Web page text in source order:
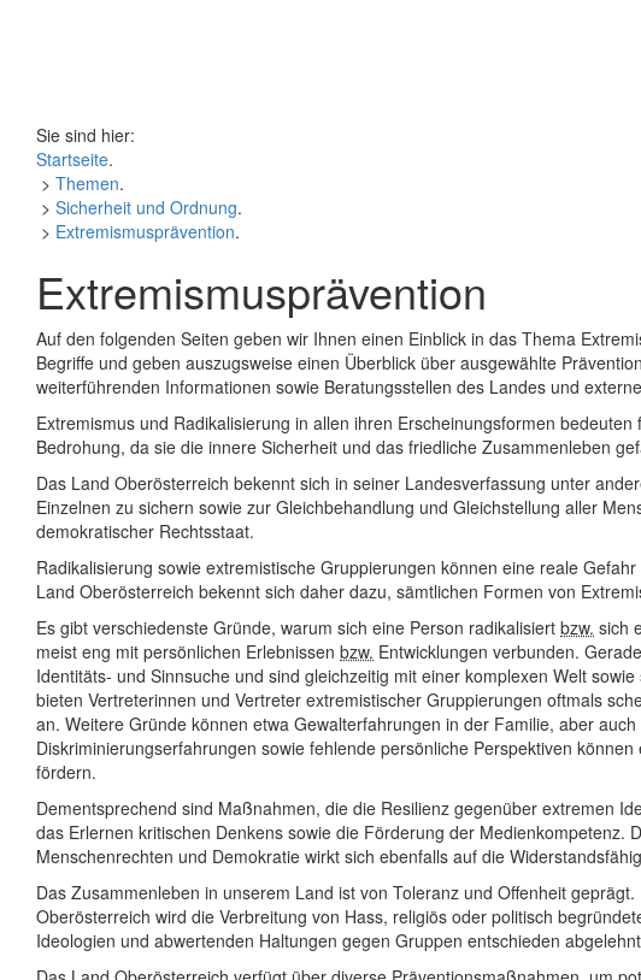
Sie sind hier:
Startseite.
> Themen.
> Sicherheit und Ordnung.
> Extremismusprävention.
Extremismusprävention
Auf den folgenden Seiten geben wir Ihnen einen Einblick in das Thema
Begriffe und geben auszugsweise einen Überblick über ausgewählte
weiterführenden Informationen sowie Beratungsstellen des Landes und
Extremismus und Radikalisierung in allen ihren Erscheinungsformen
Bedrohung, da sie die innere Sicherheit und das friedliche Zusammenleben
Das Land Oberösterreich bekennt sich in seiner Landesverfassung unter
Einzelnen zu sichern sowie zur Gleichbehandlung und Gleichstellung aller
demokratischer Rechtsstaat.
Radikalisierung sowie extremistische Gruppierungen können eine reale
Land Oberösterreich bekennt sich daher dazu, sämtlichen Formen von
Es gibt verschiedenste Gründe, warum sich eine Person radikalisiert bzw. sich
meist eng mit persönlichen Erlebnissen bzw. Entwicklungen verbunden.
Identitäts- und Sinnsuche und sind gleichzeitig mit einer komplexen Welt
bieten Vertreterinnen und Vertreter extremistischer Gruppierungen oftmals
an. Weitere Gründe können etwa Gewalterfahrungen in der Familie, aber
Diskriminierungserfahrungen sowie fehlende persönliche Perspektiven
fördern.
Dementsprechend sind Maßnahmen, die die Resilienz gegenüber extremen
das Erlernen kritischen Denkens sowie die Förderung der Medienkompetenz.
Menschenrechten und Demokratie wirkt sich ebenfalls auf die
Das Zusammenleben in unserem Land ist von Toleranz und Offenheit
Oberösterreich wird die Verbreitung von Hass, religiös oder politisch
Ideologien und abwertenden Haltungen gegen Gruppen entschieden